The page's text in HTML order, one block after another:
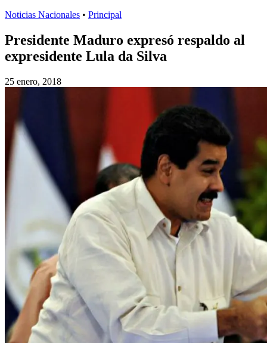
Noticias Nacionales • Principal
Presidente Maduro expresó respaldo al
expresidente Lula da Silva
25 enero, 2018